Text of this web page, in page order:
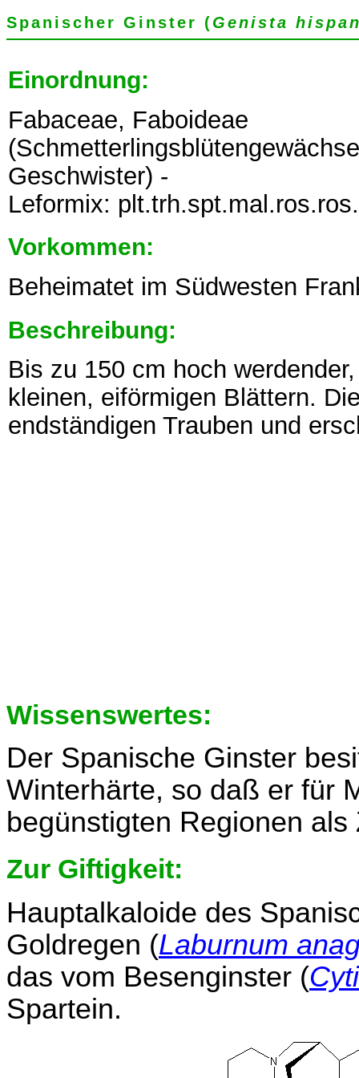
Spanischer Ginster (Genista
Einordnung:
Fabaceae, Faboideae
Geschwister) -
Leformix:
Vorkommen:
Beheimatet im Südwesten
Beschreibung:
Bis zu 150 cm hoch
kleinen, eiförmigen Blättern.
endständigen Trauben und
Wissenswertes:
Der Spanische Ginster
Winterhärte, so daß er für
begünstigten Regionen
Zur Giftigkeit:
Hauptalkaloide des
Goldregen (Laburnum
das vom Besenginster (
Spartein.